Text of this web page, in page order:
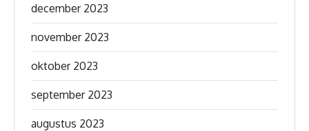
december 2023
november 2023
oktober 2023
september 2023
augustus 2023